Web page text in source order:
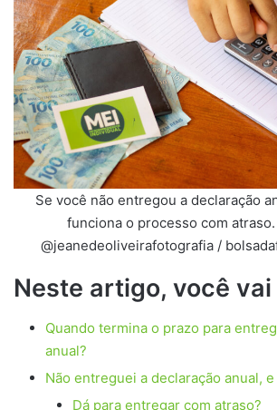
Se você não entregou a declaração
funciona o processo com
@jeanedeoliveirafotografia /
Neste artigo, você vai
Quando termina o prazo para
anual?
Não entreguei a declaração anual, e
Dá para entregar com atraso?